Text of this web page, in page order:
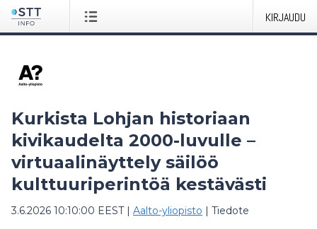
KIRJAUDU
Kurkista Lohjan historiaan
kivikaudelta 2000-luvulle –
virtuaalinäyttely säilöö
kulttuuriperintöä kestävästi
3.6.2026 10:10:00 EEST| Aalto-yliopisto | Tiedote